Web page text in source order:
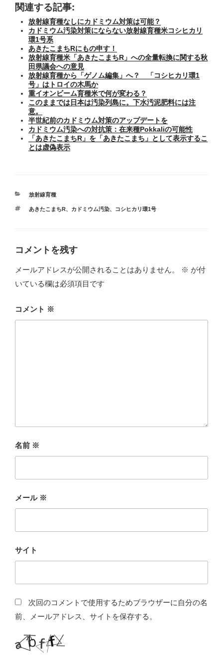
関連する記事:
放射線育種なしにカドミウム対策は可能？
カドミウム汚染対策にならない放射線育種米コシヒカリ
環1号系
あきたこまちRにもの申す！
放射線育種米「あきたこまちR」への全量転換に関する秋
田県議会への意見
放射線育種から「ゲノム編集」へ？ 「コシヒカリ環1
号」はトロイの木馬か
重イオンビーム育種米で何が変わる？
このままでは日本は汚染列島に。下水汚泥肥料には注
意。
半世紀前のカドミウム対策のアップデートを
カドミウム汚染への対抗策：在来種Pokkaliの可能性
「あきたこまちR」を「あきたこまち」として表示するこ
とは虚偽表示
カ
ゴ
放射線育種
タ
あきたこまちR、 カドミウム汚染、 コシヒカリ環1号
コメントを残す
メールアドレスが公開されることはありません。 ※ が付
いている欄は必須項目です
コメント ※
名前 ※
メール ※
サイト
次回のコメントで使用するためブラウザーに自分の名
前、メールアドレス、サイトを保存する。